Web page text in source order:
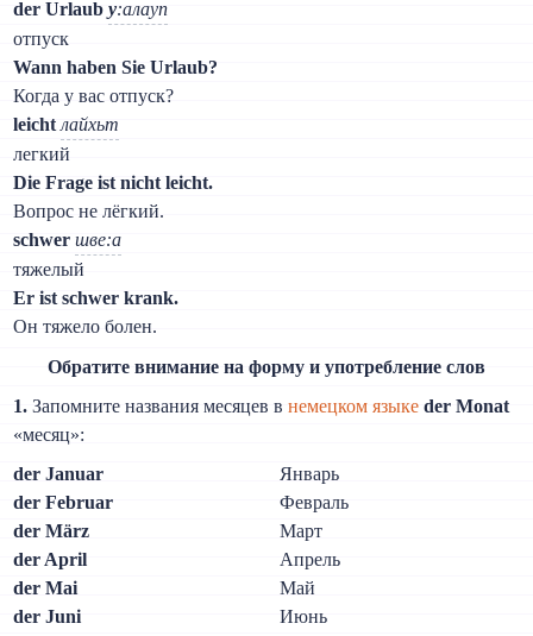
der Urlaub у:алауп
отпуск
Wann haben Sie Urlaub?
Когда у вас отпуск?
leicht лайхьт
легкий
Die Frage ist nicht leicht.
Вопрос не лёгкий.
schwer шве:а
тяжелый
Er ist schwer krank.
Он тяжело болен.
Обратите внимание на форму и употребление слов
1. Запомните названия месяцев внемецком языке der Monat
«месяц»:
der Januar
Январь
der Februar
Февраль
der März
Март
der April
Апрель
der Mai
Май
der Juni
Июнь